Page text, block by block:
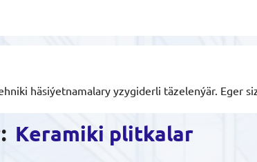
häsiýetnamalary yzygiderli täzelenýär. Eger
Keramiki plitkalar